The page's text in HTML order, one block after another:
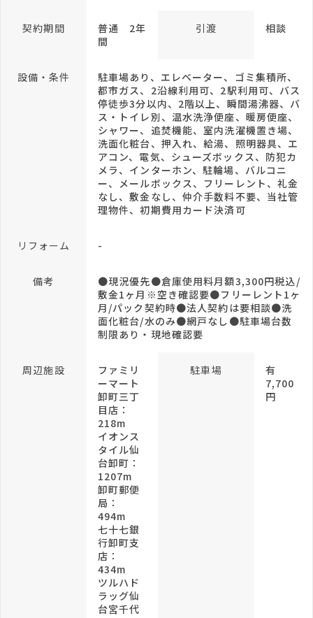
契約期間
普通 2年
間
引渡 相談
設備・条件
駐車場あり、エレベーター、ゴミ集積所、
都市ガス、2沿線利用可、2駅利用可、バス
停徒歩3分以内、2階以上、瞬間湯沸器、バ
ス・トイレ別、温水洗浄便座、暖房便座、
シャワー、追焚機能、室内洗濯機置き場、
洗面化粧台、押入れ、給湯、照明器具、エ
アコン、電気、シューズボックス、防犯カ
メラ、インターホン、駐輪場、バルコニ
ー、メールボックス、フリーレント、礼金
なし、敷金なし、仲介手数料不要、当社管
理物件、初期費用カード決済可
リフォーム -
備考
●現況優先●倉庫使用料月額3,300円税込/
敷金1ヶ月※空き確認要●フリーレント1ヶ
月/パック契約時●法人契約は要相談●洗
面化粧台/水のみ●網戸なし●駐車場台数
制限あり・現地確認要
周辺施設
ファミリ
ーマート
卸町三丁
目店：
218m
イオンス
タイル仙
台卸町：
1207m
卸町郵便
局：
494m
七十七銀
行卸町支
店：
434m
ツルハド
ラッグ仙
台宮千代
駐車場
有
7,700
円